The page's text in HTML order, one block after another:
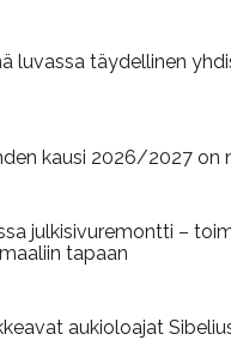
luvassa täydellinen
kausi 2026/2027 on
julkisivuremontti –
tapaan
aukioloajat